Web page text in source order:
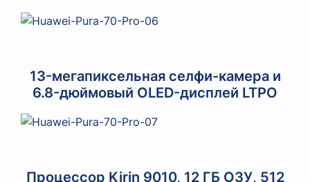
13-мегапиксельная селфи-камера и
6.8-дюймовый OLED-дисплей LTPO
Процессор Kirin 9010, 12 ГБ ОЗУ, 512